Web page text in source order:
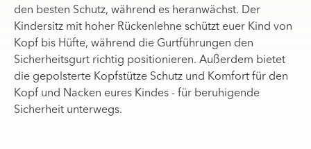
den besten Schutz, während es heranwächst. Der
Kindersitz mit hoher Rückenlehne schützt euer Kind von
Kopf bis Hüfte, während die Gurtführungen den
Sicherheitsgurt richtig positionieren. Außerdem bietet
die gepolsterte Kopfstütze Schutz und Komfort für den
Kopf und Nacken eures Kindes - für beruhigende
Sicherheit unterwegs.